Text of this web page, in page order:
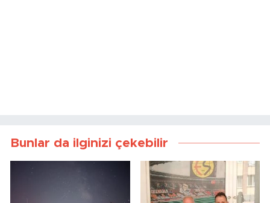
Bunlar da ilginizi çekebilir